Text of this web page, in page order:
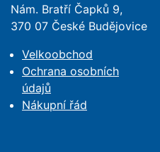
Nám. Bratří Čapků 9,
370 07 České Budějovice
Velkoobchod
Ochrana osobních
údajů
Nákupní řád